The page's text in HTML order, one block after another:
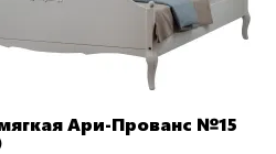
Ари-Прованс №15